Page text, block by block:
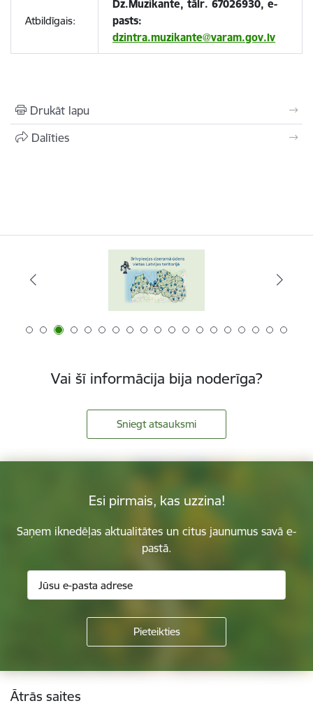
Atbildīgais:
Dz.Muzikante, tālr. 67026930, e-
pasts:
dzintra.muzikante@varam.gov.lv
Drukāt lapu
Dalīties
Vai šī informācija bija noderīga?
Sniegt atsauksmi
Esi pirmais, kas uzzina!
Saņem iknedēļas aktualitātes un citus jaunumus savā e-
pastā.
Kājene
Ātrās saites